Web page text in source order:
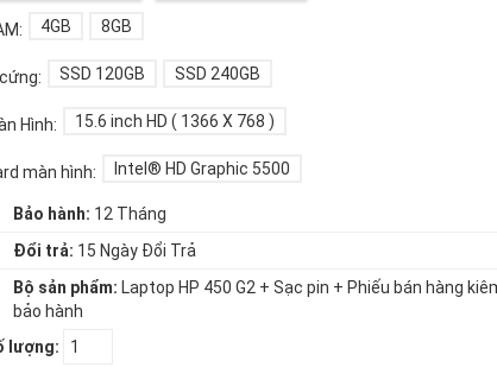
4GB 8GB
SSD 120GB SSD 240GB
Hình: 15.6 inch HD ( 1366 X 768 )
màn hình: Intel® HD Graphic 5500
Bảo hành: 12 Tháng
Đổi trả: 15 Ngày Đổi Trả
Bộ sản phẩm: Laptop HP 450 G2 + Sạc pin + Phiếu bán hàng
bảo hành
lượng: